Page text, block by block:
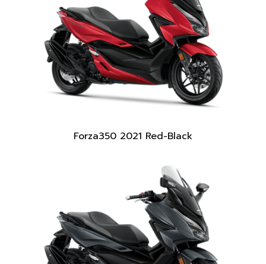
Forza350 2021 Red-Black